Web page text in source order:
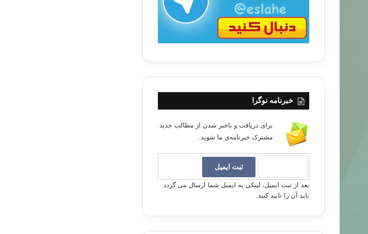
خبرنامه نوگرا
برای دریافت و باخبر شدن از مطالب جدید
مشترک خبرنامه‌ی ما شوید.
بعد از ثبت ایمیل، لینکی به ایمیل شما ارسال می گردد
باید آن را تایید کنید.